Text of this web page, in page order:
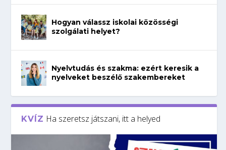
Hogyan válassz iskolai közösségi
szolgálati helyet?
Nyelvtudás és szakma: ezért keresik a
nyelveket beszélő szakembereket
KVÍZ Ha szeretsz játszani, itt a helyed